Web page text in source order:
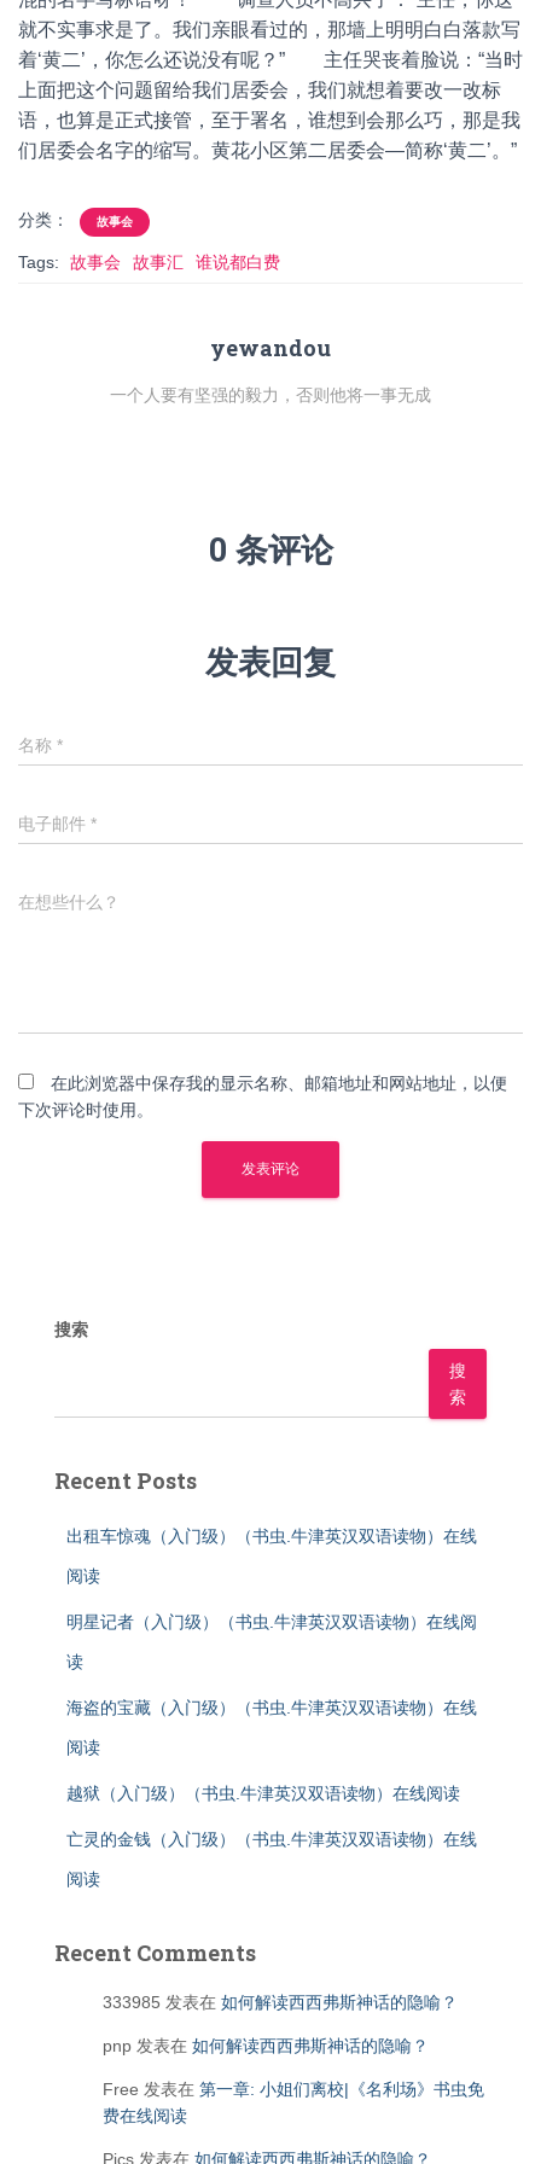
就不实事求是了。我们亲眼看过的，那墙上明明白白落款写
着‘黄二’，你怎么还说没有呢？” 主任哭丧着脸说：“当时
上面把这个问题留给我们居委会，我们就想着要改一改标
语，也算是正式接管，至于署名，谁想到会那么巧，那是我
们居委会名字的缩写。黄花小区第二居委会—简称‘黄二’。”
分类： 故事会
Tags: 故事会 故事汇 谁说都白费
yewandou
一个人要有坚强的毅力，否则他将一事无成
0 条评论
发表回复
名称 *
电子邮件 *
在想些什么？
在此浏览器中保存我的显示名称、邮箱地址和网站地址，以便
下次评论时使用。
搜索
搜
索
Recent Posts
出租车惊魂（入门级）（书虫.牛津英汉双语读物）在线
阅读
明星记者（入门级）（书虫.牛津英汉双语读物）在线阅
读
海盗的宝藏（入门级）（书虫.牛津英汉双语读物）在线
阅读
越狱（入门级）（书虫.牛津英汉双语读物）在线阅读
亡灵的金钱（入门级）（书虫.牛津英汉双语读物）在线
阅读
Recent Comments
333985 发表在 如何解读西西弗斯神话的隐喻？
pnp 发表在 如何解读西西弗斯神话的隐喻？
Free 发表在 第一章: 小姐们离校|《名利场》书虫免
费在线阅读
Pics 发表在 如何解读西西弗斯神话的隐喻？